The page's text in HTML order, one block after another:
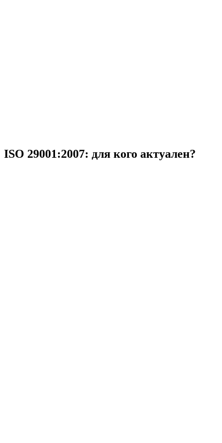
ISO 29001:2007: для кого актуален?